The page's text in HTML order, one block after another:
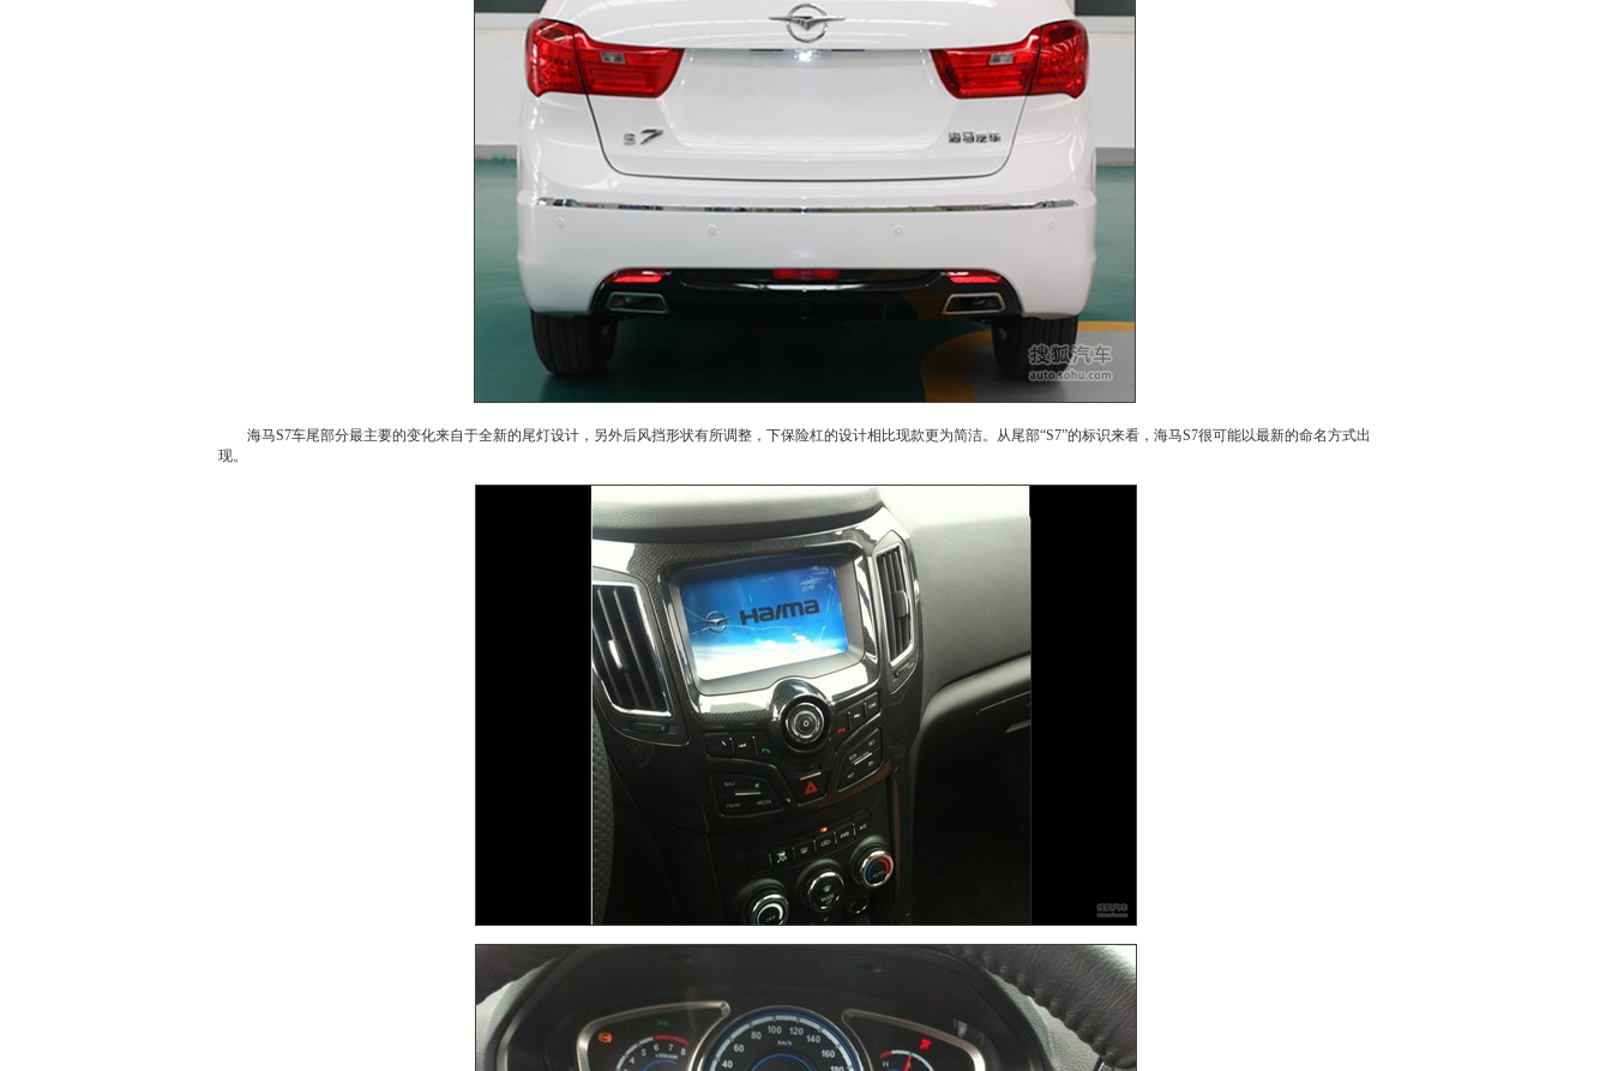
海马S7车尾部分最主要的变化来自于全新的尾灯设计，另外后风挡形状有所调整，下保险杠的设计相比现款更为简洁。从尾部“S7”的标识来看， 海马S7很可能以最新的命名方式出
现。